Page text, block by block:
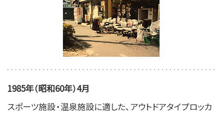
1985年（昭和60年）4月
スポーツ施設・温泉施設に適した、アウトドアタイプロッカ